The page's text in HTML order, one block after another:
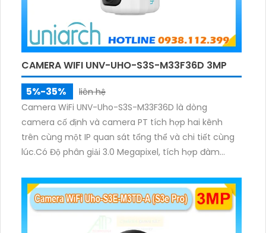
CAMERA WIFI UNV-UHO-S3S-M33F36D 3MP
5%-35%
liên hệ
Camera WiFi UNV-Uho-S3S-M33F36D là dòng
camera cố định và camera PT tích hợp hai kênh
trên cùng một IP quan sát tổng thể và chi tiết cùng
lúc.Có Độ phân giải 3.0 Megapixel, tích hợp đàm
sáng ấm lên đến 10m.